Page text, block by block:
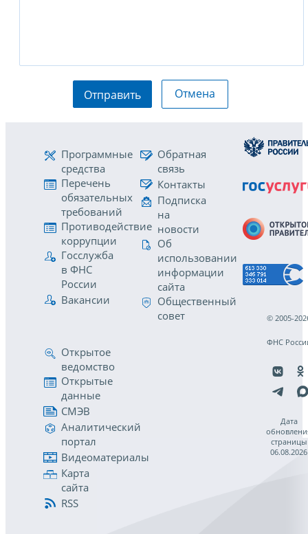
Отправить Отмена
Программные
средства
Перечень
обязательных
требований
Противодействие
коррупции
Госслужба
в ФНС
России
Вакансии
Обратная
связь
Контакты
Подписка
на
новости
Об
использовании
информации
сайта
Общественный
совет
Открытое
ведомство
Открытые
данные
СМЭВ
Аналитический
портал
Видеоматериалы
Карта
сайта
RSS
© 2005-
ФНС
Дата
страницы
06.08.2026